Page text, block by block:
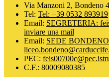
Via Manzoni 2, Bondeno
Tel: Tel: +39 0532 893919
Email: SEGRETERIA:
inviare una mail
Email: SEDE
PEC:
C.F.: 80009080385